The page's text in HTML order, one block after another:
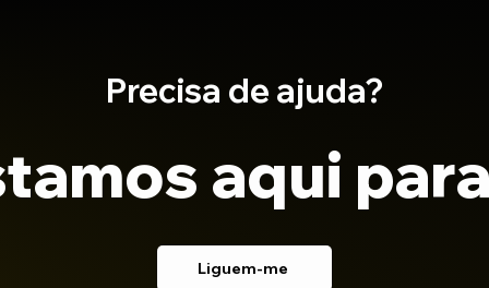
Precisa de ajuda?
aqui
Liguem-me